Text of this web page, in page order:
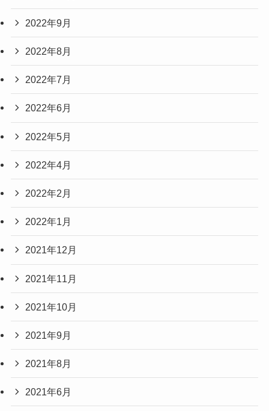
2022年9月
2022年8月
2022年7月
2022年6月
2022年5月
2022年4月
2022年2月
2022年1月
2021年12月
2021年11月
2021年10月
2021年9月
2021年8月
2021年6月